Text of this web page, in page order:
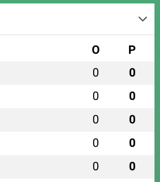
O P
0 0
0 0
0 0
0 0
0 0